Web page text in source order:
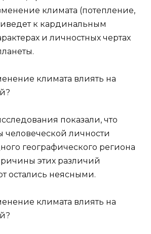
климата (потепление,
к кардинальным
и личностных чертах
показали, что
человеческой личности
географического региона
этих различий
остались неясными.